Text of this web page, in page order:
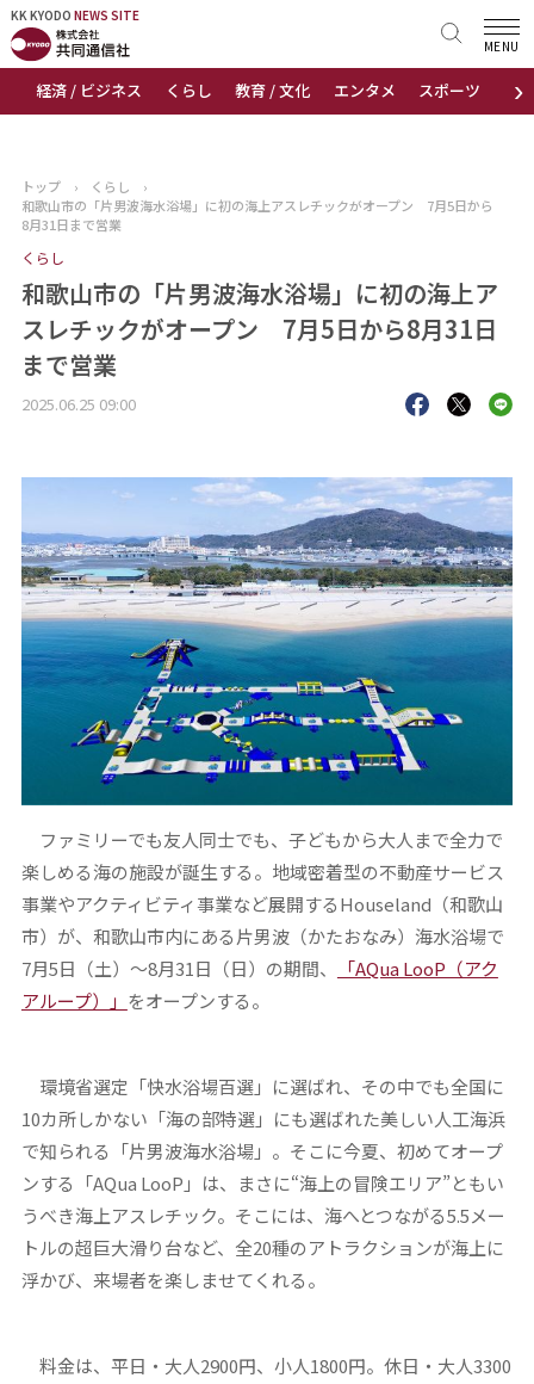
KK KYODO NEWS SITE
›
経済 / ビジネス くらし 教育 / 文化 エンタメ スポーツ 地域
MENU
KK KYODONEWS SITE
トップページ
ニュース
おすすめコンテンツ
出版物
会社概要
トップ › くらし
›
和歌山市の「片男波海水浴場」に初の海上アスレチックがオープン 7月5日から
8月31日まで営業
くらし
和歌山市の「片男波海水浴場」に初の海上ア
スレチックがオープン 7月5日から8月31日
まで営業
2025.06.25 09:00
ファミリーでも友人同士でも、子どもから大人まで全力で
楽しめる海の施設が誕生する。地域密着型の不動産サービス
事業やアクティビティ事業など展開するHouseland（和歌山
市）が、和歌山市内にある片男波（かたおなみ）海水浴場で
7月5日（土）～8月31日（日）の期間、
「AQua LooP（アク
アループ）」 をオープンする。
環境省選定「快水浴場百選」に選ばれ、その中でも全国に
10カ所しかない「海の部特選」にも選ばれた美しい人工海浜
で知られる「片男波海水浴場」。そこに今夏、初めてオープ
ンする「AQua LooP」は、まさに“海上の冒険エリア”ともい
うべき海上アスレチック。そこには、海へとつながる5.5メー
トルの超巨大滑り台など、全20種のアトラクションが海上に
浮かび、来場者を楽しませてくれる。
料金は、平日・大人2900円、小人1800円。休日・大人3300